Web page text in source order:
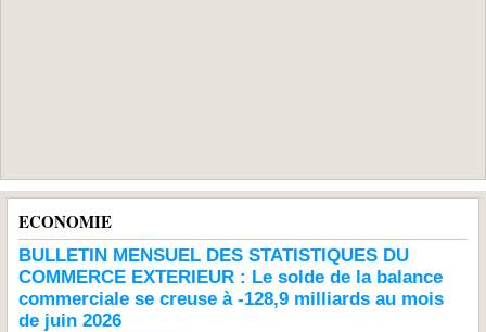
ECONOMIE
BULLETIN MENSUEL DES STATISTIQUES DU
COMMERCE EXTERIEUR : Le solde de la balance
commerciale se creuse à -128,9 milliards au mois
de juin 2026